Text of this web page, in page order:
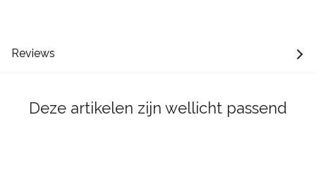
Reviews
Deze artikelen zijn wellicht passend